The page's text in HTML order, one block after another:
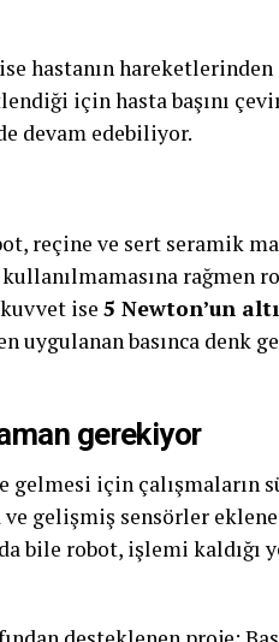
hastanın
için hasta başını
devam edebiliyor.
reçine ve sert seramik
rağmen
ise 5 Newton’un
uygulanan basınca denk
gerekiyor
için çalışmaların
gelişmiş sensörler
bile robot, işlemi kaldığı